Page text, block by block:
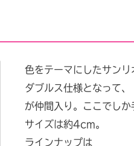
色をテーマにしたサン
ダブルス仕様となって
が仲間入り。ここでし
サイズは約4cm。
ラインナップは